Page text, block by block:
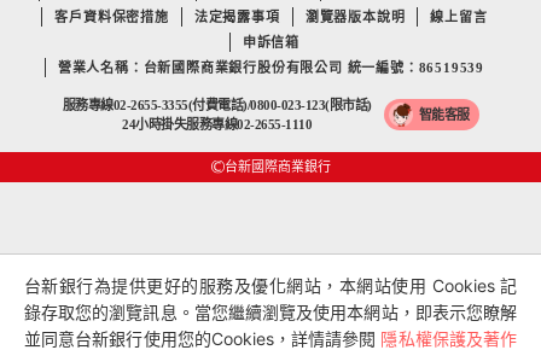
客戶資料保密措施
法定揭露事項 瀏覽器版本說明
線上留言
申訴信箱
營業人名稱：台新國際商業銀行股份有限公司 統一編號：86519539
服務專線02-2655-3355(付費電話)/0800-023-123(限市話)
24小時掛失服務專線02-2655-1110
智能客服
台新國際商業銀行
台新銀行為提供更好的服務及優化網站，本網站使用 Cookies 記
錄存取您的瀏覽訊息。當您繼續瀏覽及使用本網站，即表示您瞭解
並同意台新銀行使用您的Cookies，詳情請參閱 隱私權保護及著作